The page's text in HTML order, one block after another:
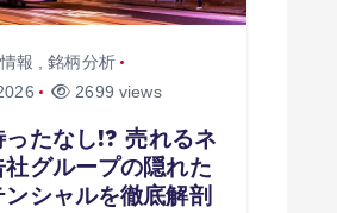
報 ,銘柄分析
2699 views
ったなし!? 売れるネ
社グループの隠れた
シャルを徹底解剖